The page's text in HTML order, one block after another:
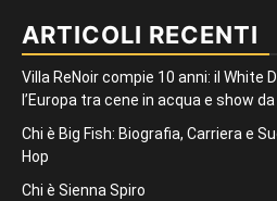
ARTICOLI RECENTI
Villa ReNoir compie 10 anni: il White
l’Europa tra cene in acqua e show
Chi è Big Fish: Biografia, Carriera e
Hop
Chi è Sienna Spiro